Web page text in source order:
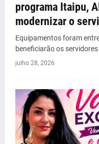
programa Itaipu,
modernizar o
Equipamentos foram
beneficiarão os
julho 28, 2026